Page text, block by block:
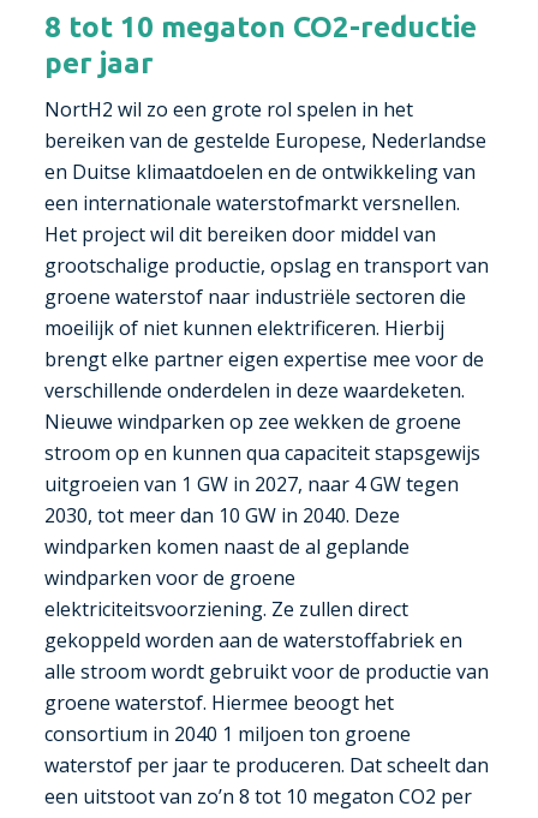
8 tot 10 megaton CO2-reductie
per jaar
NortH2 wil zo een grote rol spelen in het
bereiken van de gestelde Europese, Nederlandse
en Duitse klimaatdoelen en de ontwikkeling van
een internationale waterstofmarkt versnellen.
Het project wil dit bereiken door middel van
grootschalige productie, opslag en transport van
groene waterstof naar industriële sectoren die
moeilijk of niet kunnen elektrificeren. Hierbij
brengt elke partner eigen expertise mee voor de
verschillende onderdelen in deze waardeketen.
Nieuwe windparken op zee wekken de groene
stroom op en kunnen qua capaciteit stapsgewijs
uitgroeien van 1 GW in 2027, naar 4 GW tegen
2030, tot meer dan 10 GW in 2040. Deze
windparken komen naast de al geplande
windparken voor de groene
elektriciteitsvoorziening. Ze zullen direct
gekoppeld worden aan de waterstoffabriek en
alle stroom wordt gebruikt voor de productie van
groene waterstof. Hiermee beoogt het
consortium in 2040 1 miljoen ton groene
waterstof per jaar te produceren. Dat scheelt dan
een uitstoot van zo’n 8 tot 10 megaton CO2 per